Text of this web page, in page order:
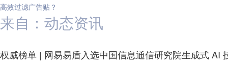
高效过滤广告贴？
来自：动态资讯
权威榜单 | 网易易盾入选中国信息通信研究院生成式 AI